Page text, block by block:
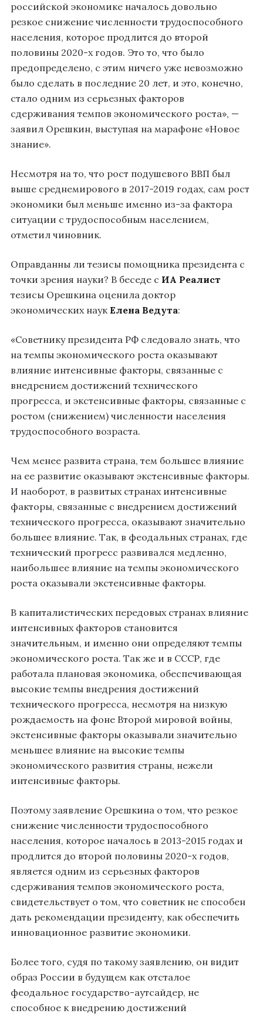
российской экономике началось довольно
резкое снижение численности трудоспособного
населения, которое продлится до второй
половины 2020-х годов. Это то, что было
предопределено, с этим ничего уже невозможно
было сделать в последние 20 лет, и это, конечно,
стало одним из серьезных факторов
сдерживания темпов экономического роста», —
заявил Орешкин, выступая на марафоне «Новое
знание».
Несмотря на то, что рост подушевого ВВП был
выше среднемирового в 2017-2019 годах, сам рост
экономики был меньше именно из-за фактора
ситуации с трудоспособным населением,
отметил чиновник.
Оправданны ли тезисы помощника президента с
точки зрения науки? В беседе с ИА Реалист
тезисы Орешкина оценила доктор
экономических наукЕлена Ведута:
«Советнику президента РФ следовало знать, что
на темпы экономического роста оказывают
влияние интенсивные факторы, связанные с
внедрением достижений технического
прогресса, и экстенсивные факторы, связанные с
ростом (снижением) численности населения
трудоспособного возраста.
Чем менее развита страна, тем большее влияние
на ее развитие оказывают экстенсивные факторы.
И наоборот, в развитых странах интенсивные
факторы, связанные с внедрением достижений
технического прогресса, оказывают значительно
большее влияние. Так, в феодальных странах, где
технический прогресс развивался медленно,
наибольшее влияние на темпы экономического
роста оказывали экстенсивные факторы.
В капиталистических передовых странах влияние
интенсивных факторов становится
значительным, и именно они определяют темпы
экономического роста. Так же и в СССР, где
работала плановая экономика, обеспечивающая
высокие темпы внедрения достижений
технического прогресса, несмотря на низкую
рождаемость на фоне Второй мировой войны,
экстенсивные факторы оказывали значительно
меньшее влияние на высокие темпы
экономического развития страны, нежели
интенсивные факторы.
Поэтому заявление Орешкина о том, что резкое
снижение численности трудоспособного
населения, которое началось в 2013-2015 годах и
продлится до второй половины 2020-х годов,
является одним из серьезных факторов
сдерживания темпов экономического роста,
свидетельствует о том, что советник не способен
дать рекомендации президенту, как обеспечить
инновационное развитие экономики.
Более того, судя по такому заявлению, он видит
образ России в будущем как отсталое
феодальное государство-аутсайдер, не
способное к внедрению достижений